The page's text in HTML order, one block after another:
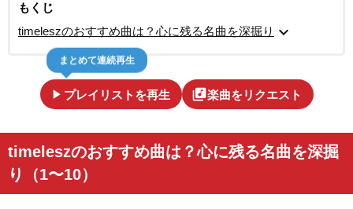
もくじ
timeleszのおすすめ曲は？心に残る名曲を深掘り expand_more
play_arrow プレイリストを再生
まとめて連続再生
library_music楽曲をリクエスト
timeleszのおすすめ曲は？心に残る名曲を深掘
り（1〜10）